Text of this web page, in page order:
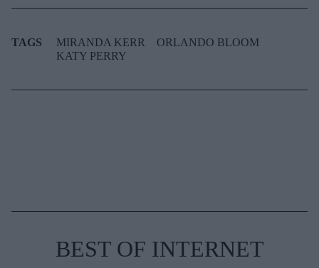
TAGS MIRANDA KERR
ORLANDO BLOOM
KATY PERRY
BEST OF INTERNET